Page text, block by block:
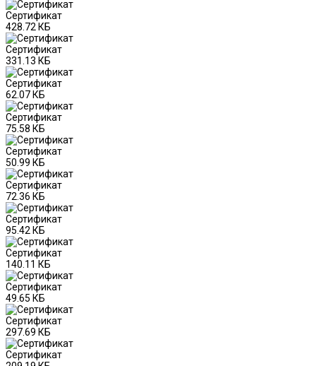
Сертификат
428.72 КБ
Сертификат
331.13 КБ
Сертификат
62.07 КБ
Сертификат
75.58 КБ
Сертификат
50.99 КБ
Сертификат
72.36 КБ
Сертификат
95.42 КБ
Сертификат
140.11 КБ
Сертификат
49.65 КБ
Сертификат
297.69 КБ
Сертификат